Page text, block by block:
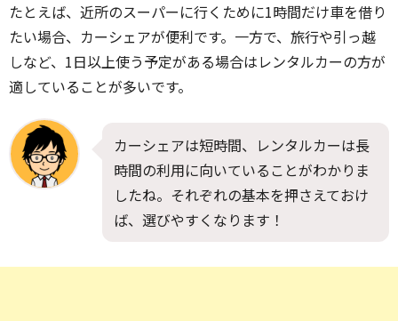
たとえば、近所のスーパーに行くために1時間だけ車を借り
たい場合、カーシェアが便利です。一方で、旅行や引っ越
しなど、1日以上使う予定がある場合はレンタルカーの方が
適していることが多いです。
カーシェアは短時間、レンタルカーは長
時間の利用に向いていることがわかりま
したね。それぞれの基本を押さえておけ
ば、選びやすくなります！